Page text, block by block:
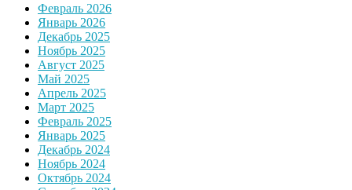
Февраль 2026
Январь 2026
Декабрь 2025
Ноябрь 2025
Август 2025
Май 2025
Апрель 2025
Март 2025
Февраль 2025
Январь 2025
Декабрь 2024
Ноябрь 2024
Октябрь 2024